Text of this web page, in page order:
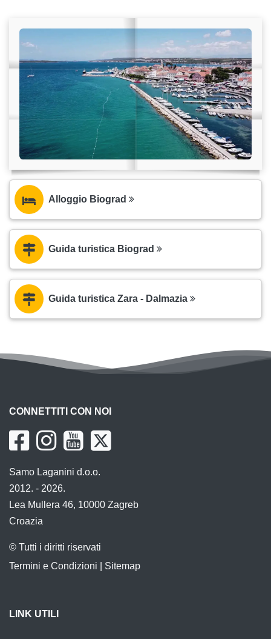
Alloggio Biograd
Guida turistica Biograd
Guida turistica Zara - Dalmazia
CONNETTITI CON NOI
Samo Laganini d.o.o.
2012. - 2026.
Lea Mullera 46, 10000 Zagreb
Croazia
© Tutti i diritti riservati
Termini e Condizioni
Sitemap
LINK UTILI